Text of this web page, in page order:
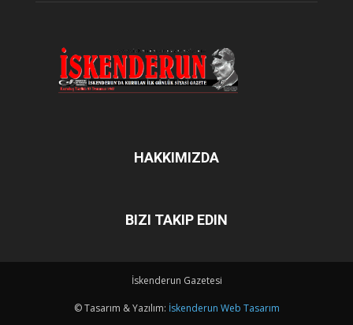
HAKKIMIZDA
BIZI TAKIP EDIN
İskenderun Gazetesi
© Tasarım & Yazılım: İskenderun Web Tasarım